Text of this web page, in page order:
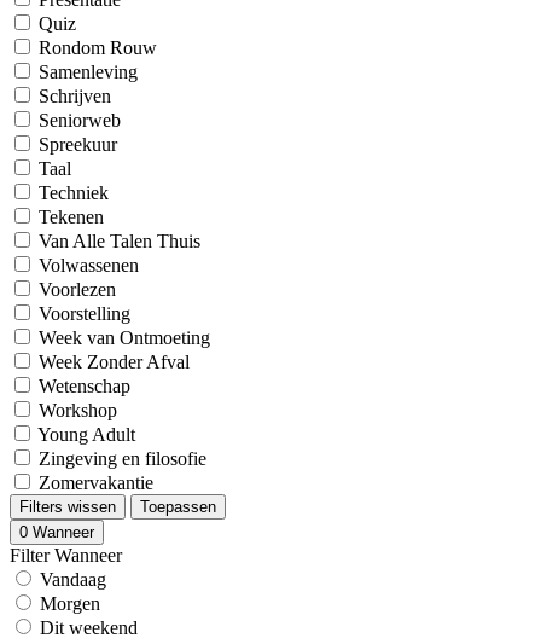
Quiz
Rondom Rouw
Samenleving
Schrijven
Seniorweb
Spreekuur
Taal
Techniek
Tekenen
Van Alle Talen Thuis
Volwassenen
Voorlezen
Voorstelling
Week van Ontmoeting
Week Zonder Afval
Wetenschap
Workshop
Young Adult
Zingeving en filosofie
Zomervakantie
Filters wissen
Toepassen
0 Wanneer
Filter Wanneer
Vandaag
Morgen
Dit weekend